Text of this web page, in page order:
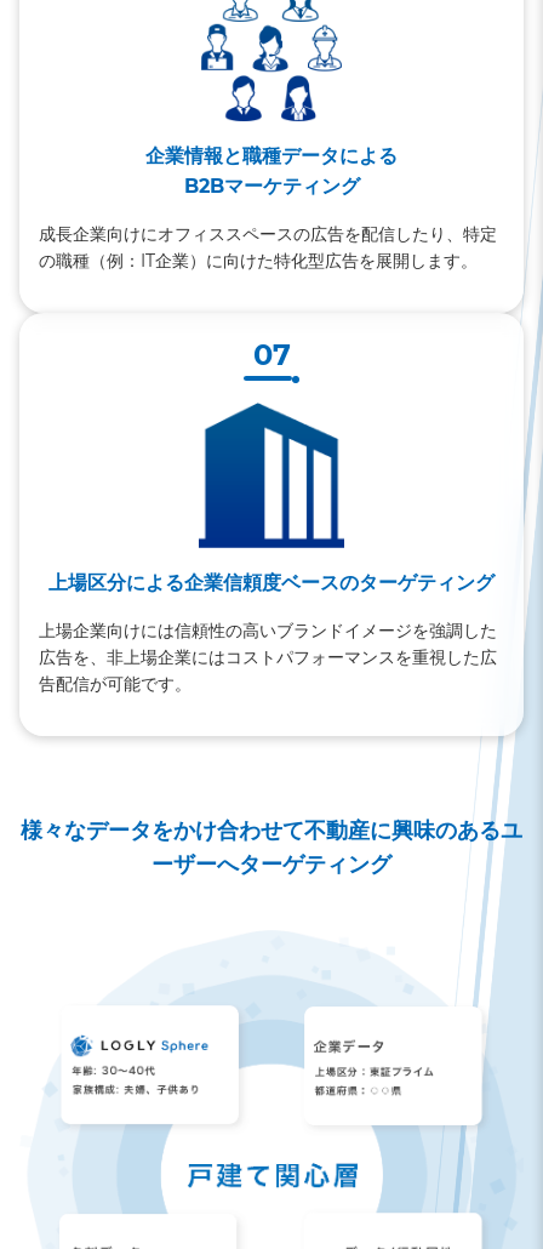
企業情報と職種データによる
B2Bマーケティング
成長企業向けにオフィススペースの広告を配信したり、特定
の職種（例：IT企業）に向けた特化型広告を展開します。
07
上場区分による企業信頼度ベースのターゲティング
上場企業向けには信頼性の高いブランドイメージを強調した
広告を、非上場企業にはコストパフォーマンスを重視した広
告配信が可能です。
様々なデータをかけ合わせて不動産に興味のあるユ
ーザーへターゲティング